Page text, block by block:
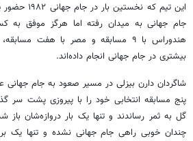
این تیم که
جام جهانی به میدان رفته اما هرگز موفق به
هندوراس با ۹ مسابقه و مصر با هفت
بیشتری در جام جهانی انجام داده‌اند.
شاگردان دارن بیزلی در مسیر صعود به جام
گل به ثمر رساندند و تنها یک بار دروازه‌شان باز